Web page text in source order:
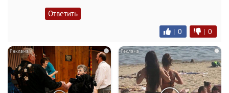
Ответить
| 0 | 0
i i